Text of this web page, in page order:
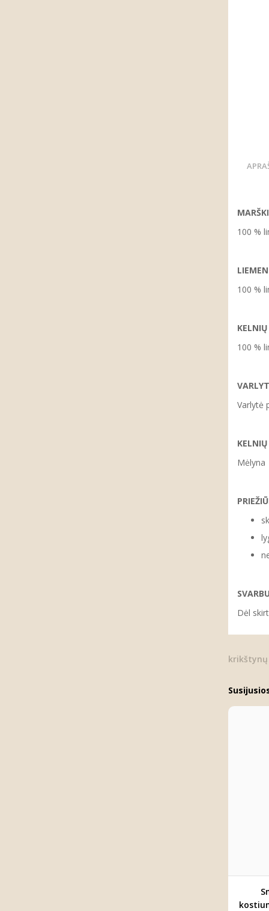
100 %
100 %
100 %
Varlytė
Mėlyna
SVARBU
Dėl